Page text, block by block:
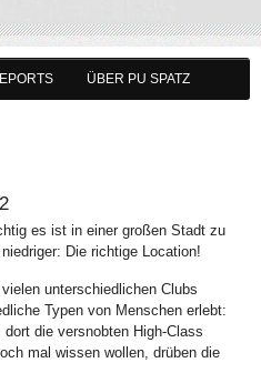
ÜBER PU SPATZ
es ist in einer großen Stadt zu
Die richtige Location!
unterschiedlichen Clubs
Typen von Menschen erlebt:
die versnobten High-Class
mal wissen wollen, drüben die